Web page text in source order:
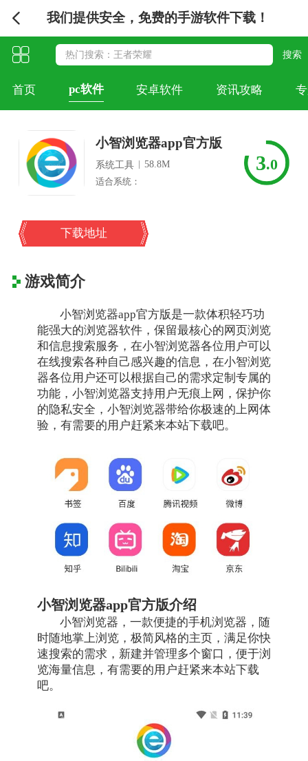
我们提供安全，免费的手游软件下载！
首页 pc软件 安卓软件 资讯攻略
小智浏览器app官方版
系统工具 |58.8M
适合系统：
3.0
下载地址
游戏简介
小智浏览器app官方版是一款体积轻巧功
能强大的浏览器软件，保留最核心的网页浏览
和信息搜索服务，在小智浏览器各位用户可以
在线搜索各种自己感兴趣的信息，在小智浏览
器各位用户还可以根据自己的需求定制专属的
功能，小智浏览器支持用户无痕上网，保护你
的隐私安全，小智浏览器带给你极速的上网体
验，有需要的用户赶紧来本站下载吧。
小智浏览器app官方版介绍
小智浏览器，一款便捷的手机浏览器，随
时随地掌上浏览，极简风格的主页，满足你快
速搜索的需求，新建并管理多个窗口，便于浏
览海量信息，有需要的用户赶紧来本站下载
吧。